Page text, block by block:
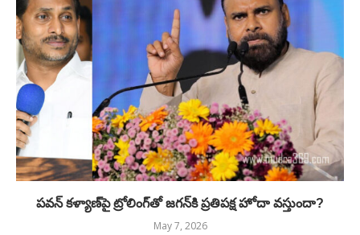
పవన్ కళ్యాణ్‌పై ట్రోలింగ్‌తో జగన్‌కి ప్రతిపక్ష హోదా వస్తుందా?
May 7, 2026